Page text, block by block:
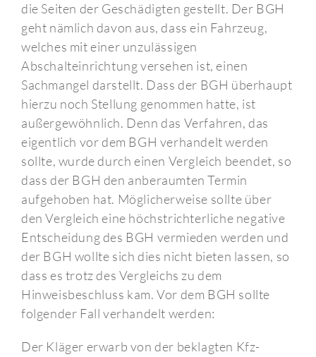
die Seiten der Geschädigten gestellt. Der BGH
geht nämlich davon aus, dass ein Fahrzeug,
welches mit einer unzulässigen
Abschalteinrichtung versehen ist, einen
Sachmangel darstellt. Dass der BGH überhaupt
hierzu noch Stellung genommen hatte, ist
außergewöhnlich. Denn das Verfahren, das
eigentlich vor dem BGH verhandelt werden
sollte, wurde durch einen Vergleich beendet, so
dass der BGH den anberaumten Termin
aufgehoben hat. Möglicherweise sollte über
den Vergleich eine höchstrichterliche negative
Entscheidung des BGH vermieden werden und
der BGH wollte sich dies nicht bieten lassen, so
dass es trotz des Vergleichs zu dem
Hinweisbeschluss kam. Vor dem BGH sollte
folgender Fall verhandelt werden:
Der Kläger erwarb von der beklagten Kfz-